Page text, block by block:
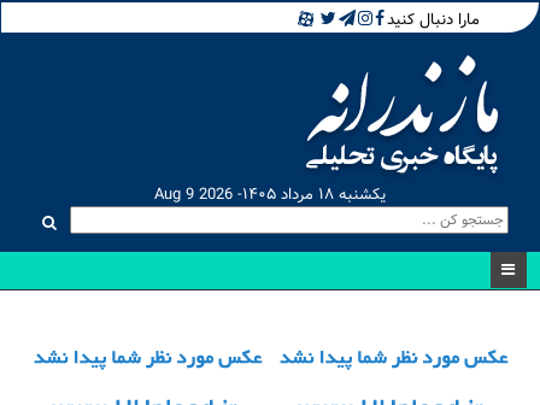
مارا دنبال کنید
یکشنبه ۱۸ مرداد ۱۴۰۵- Aug 9 2026